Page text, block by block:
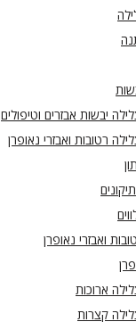
יבשות אבזרים וטיפולים
רטובות ואבזרי נאופרן
ואבזרי נאופרן
ארוכות
קצרות